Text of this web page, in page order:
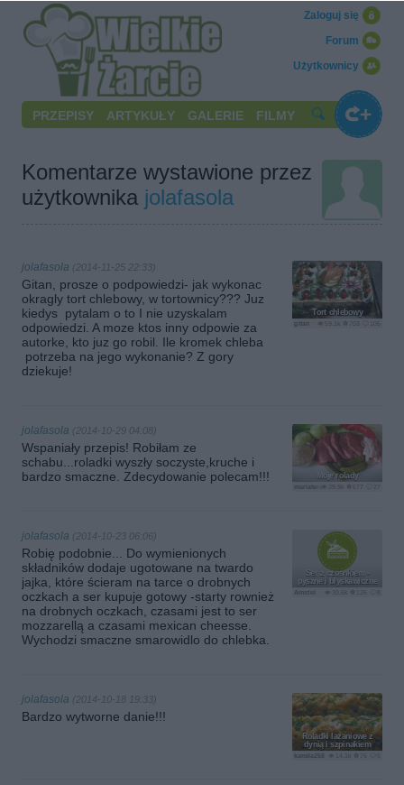
Użytkownicy
Forum
Zaloguj się
PRZEPISY ARTYKUŁY GALERIE FILMY
Komentarze wystawione przez
użytkownika jolafasola
Tort chlebowy
gitan
jolafasola (2014-11-25 22:33)
Gitan, prosze o podpowiedzi- jak wykonac
okragly tort chlebowy, w tortownicy??? Juz
kiedys pytalam o to I nie uzyskalam
odpowiedzi. A moze ktos inny odpowie za
autorke, kto juz go robil. Ile kromek chleba
potrzeba na jego wykonanie? Z gory
dziekuje!
Moje rolady
mariateresa
jolafasola (2014-10-29 04:08)
Wspaniały przepis! Robiłam ze
schabu...roladki wyszły soczyste,kruche i
bardzo smaczne. Zdecydowanie polecam!!!
Ser z czosnkiem -
pyszne i błyskawiczne
Amstel
jolafasola (2014-10-23 06:06)
Robię podobnie... Do wymienionych
składników dodaje ugotowane na twardo
jajka, które ścieram na tarce o drobnych
oczkach a ser kupuje gotowy -starty rownież
na drobnych oczkach, czasami jest to ser
mozzarellą a czasami mexican cheesse.
Wychodzi smaczne smarowidlo do chlebka.
Roladki lazaniowe z
dynią i szpinakiem
14.1k
kamila258
jolafasola (2014-10-18 19:33)
Bardzo wytworne danie!!!